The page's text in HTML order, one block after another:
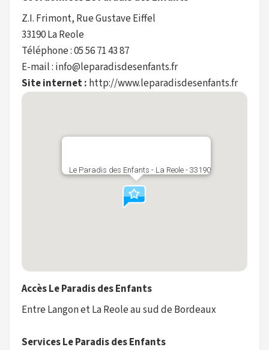
Z.I. Frimont, Rue Gustave Eiffel
33190 La Reole
Téléphone : 05 56 71 43 87
E-mail : info@leparadisdesenfants.fr
Site internet : http://www.leparadisdesenfants.fr
Le Paradis des Enfants - La Reole - 33190
Accès Le Paradis des Enfants
Entre Langon et La Reole au sud de Bordeaux
Services Le Paradis des Enfants